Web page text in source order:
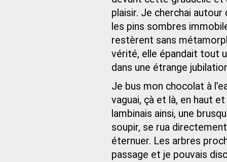
plaisir. Je cherchai
les pins sombres
restèrent sans
vérité, elle épandait tout
dans une étrange
Je bus mon chocolat à
vaguai, çà et là, en haut
lambinais ainsi, une
soupir, se rua
éternuer. Les arbres
passage et je pouvais